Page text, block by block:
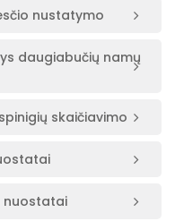
nustatymo
daugiabučių namų
skaičiavimo
nuostatai